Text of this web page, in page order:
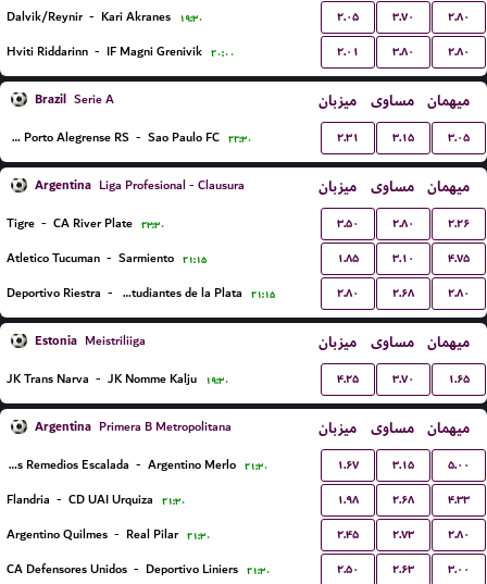
Dalvik/Reynir - Kari Akranes ۱۹:۳۰ ۲.۰۵ ۳.۷۰ ۲.۸۰
Hviti Riddarinn - IF Magni Grenivik ۲۰:۰۰ ۲.۰۱ ۳.۸۰ ۲.۸۰
Brazil Serie A میزبان مساوی میهمان
Gremio Porto Alegrense RS - Sao Paulo FC ۲۲:۳۰ ۲.۳۱ ۳.۱۵ ۳.۰۵
Argentina Liga Profesional - Clausura میزبان مساوی میهمان
Tigre - CA River Plate ۲۳:۳۰ ۳.۵۰ ۲.۸۰ ۲.۲۶
Atletico Tucuman - Sarmiento ۲۱:۱۵ ۱.۸۵ ۳.۱۰ ۴.۷۵
Deportivo Riestra - Estudiantes de la Plata ۲۱:۱۵ ۲.۸۰ ۲.۶۸ ۲.۸۰
Estonia Meistriliiga میزبان مساوی میهمان
JK Trans Narva - JK Nomme Kalju ۱۹:۳۰ ۴.۲۵ ۳.۷۰ ۱.۶۵
Argentina Primera B Metropolitana میزبان مساوی میهمان
Talleres Remedios Escalada - Argentino Merlo ۲۱:۳۰ ۱.۶۷ ۳.۱۵ ۵.۰۰
Flandria - CD UAI Urquiza ۲۱:۳۰ ۱.۹۸ ۲.۶۸ ۴.۳۳
Argentino Quilmes - Real Pilar ۲۱:۳۰ ۲.۴۵ ۲.۷۳ ۲.۸۰
CA Defensores Unidos - Deportivo Liniers ۲۱:۳۰ ۲.۵۰ ۲.۶۳ ۳.۰۰